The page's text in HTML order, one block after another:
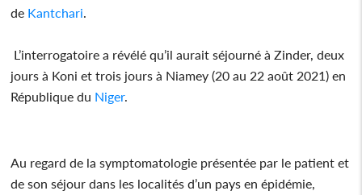
de Kantchari.
L’interrogatoire a révélé qu’il aurait séjourné à Zinder, deux
jours à Koni et trois jours à Niamey (20 au 22 août 2021) en
République du Niger.
Au regard de la symptomatologie présentée par le patient et
de son séjour dans les localités d’un pays en épidémie,